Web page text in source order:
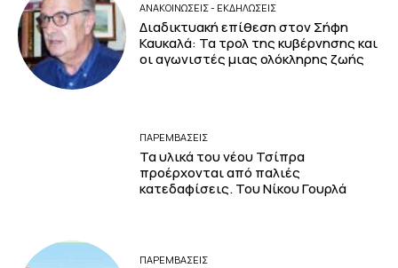
ΑΝΑΚΟΙΝΩΣΕΙΣ - ΕΚΔΗΛΩΣΕΙΣ
Διαδικτυακή επίθεση στον Σήφη
Καυκαλά: Τα τρολ της κυβέρνησης και
οι αγωνιστές μιας ολόκληρης ζωής
ΠΑΡΕΜΒΑΣΕΙΣ
Τα υλικά του νέου Τσίπρα
προέρχονται από παλιές
κατεδαφίσεις. Του Νίκου Γουρλά
ΠΑΡΕΜΒΑΣΕΙΣ